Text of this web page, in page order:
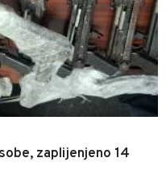
zaplijenjeno 14